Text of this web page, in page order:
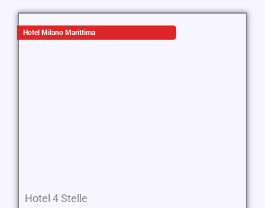
Hotel Milano Marittima
Hotel 4 Stelle